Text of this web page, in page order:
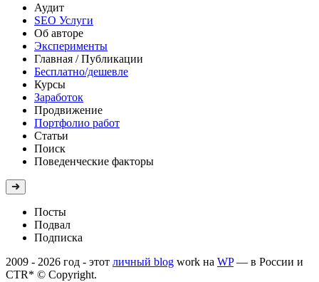
Аудит
SEO Услуги
Об авторе
Эксперименты
Главная / Публикации
Бесплатно/дешевле
Курсы
Заработок
Продвижение
Портфолио работ
Статьи
Поиск
Поведенческие факторы
Посты
Подвал
Подписка
2009 - 2026 год - этот личный blog work на WP— в России и
CTR* © Copyright.